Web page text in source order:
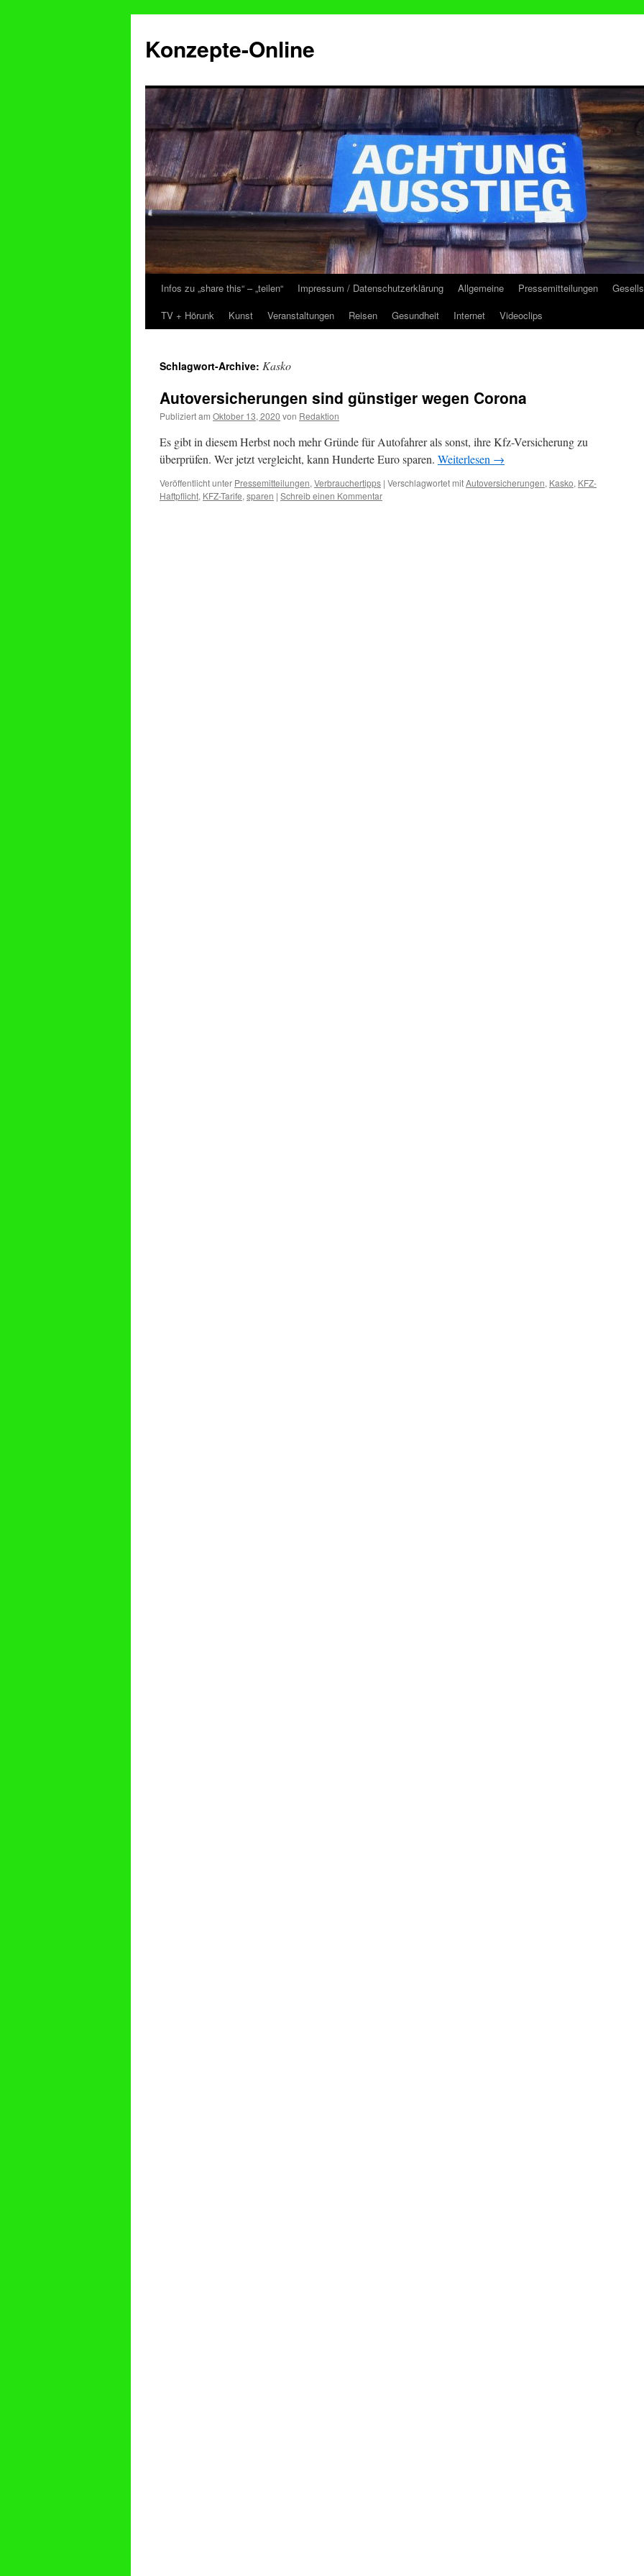
Konzepte-Online
Zum
Inhalt
Infos zu „share this“ – „teilen“ Impressum / Datenschutzerklärung Allgemeine Pressemitteilungen
TV + Hörunk
Kunst Veranstaltungen Reisen Gesundheit Internet Videoclips
Schlagwort-Archive: Kasko
Autoversicherungen sind günstiger wegen Corona
Publiziert am Oktober 13, 2020 von Redaktion
Es gibt in diesem Herbst noch mehr Gründe für Autofahrer als sonst, ihre Kfz-Versicherung zu
überprüfen. Wer jetzt vergleicht, kann Hunderte Euro sparen. Weiterlesen →
Veröffentlicht unter Pressemitteilungen, Verbrauchertipps | Verschlagwortet mitAutoversicherungen, Kasko, KFZ-
Haftpflicht, KFZ-Tarife, sparen | Schreib einen Kommentar